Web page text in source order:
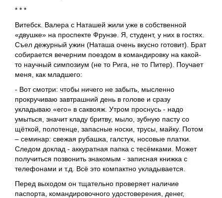
* * *
Витебск. Валера с Наташей жили уже в собственной
«двушке» на проспекте Фрунзе. Я, студент, у них в гостях.
Съел дежурный ужин (Наташа очень вкусно готовит). Брат
собирается вечерним поездом в командировку на какой-
то научный симпозиум (не то Рига, не то Питер). Поучает
меня, как младшего:
- Вот смотри: чтобы ничего не забыть, мысленно
прокручиваю завтрашний день в голове и сразу
укладываю «его» в саквояж. Утром проснусь - надо
умыться, значит кладу бритву, мыло, зубную пасту со
щёткой, полотенце, запасные носки, трусы, майку. Потом
– семинар: свежая рубашка, галстук, носовые платки.
Следом доклад - аккуратная папка с тесёмками. Может
получиться позвонить знакомым - записная книжка с
телефонами и т.д. Всё это компактно укладывается.
Перед выходом он тщательно проверяет наличие
паспорта, командировочного удостоверения, денег,